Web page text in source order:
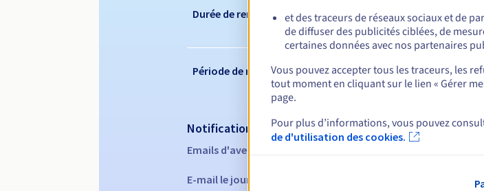
Durée de renouvellement
Période de rédemption
Notifications automatiques :
Emails d'avertissement :
E-mail le jour de l'expiration pour notification de la
et des traceurs de réseaux sociaux et de
de diffuser des publicités ciblées, de
certaines données avec nos partenaires
Vous pouvez accepter tous les traceurs, les
tout moment en cliquant sur le lien « Gérer
page.
Pour plus d’informations, vous pouvez
de d'utilisation des cookies.